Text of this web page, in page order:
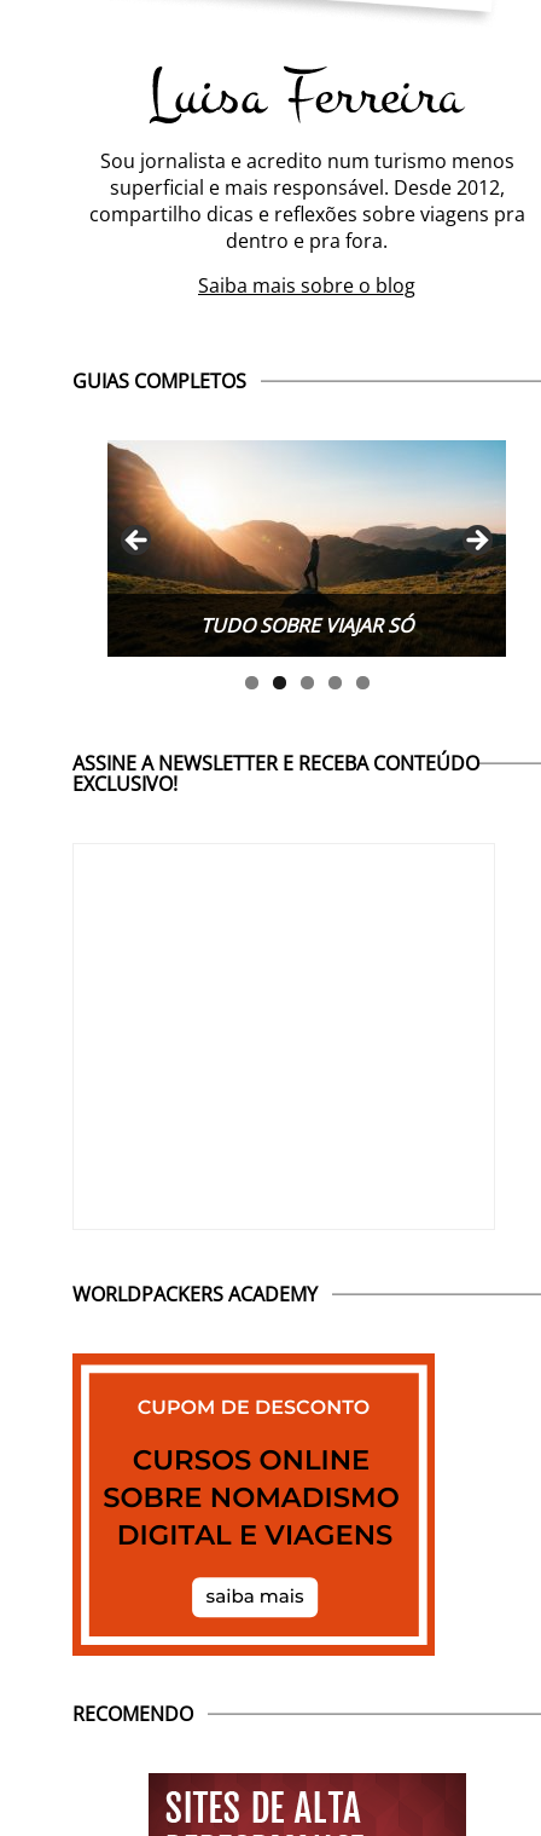
Sou jornalista e acredito num turismo menos
superficial e mais responsável. Desde 2012,
compartilho dicas e reflexões sobre viagens pra
dentro e pra fora.
Saiba mais sobre o blog
GUIAS COMPLETOS
TUDO SOBRE VIAJAR SÓ
TUDO SOBRE WORK EXCHANGE
ASSINE A NEWSLETTER E RECEBA CONTEÚDO
EXCLUSIVO!
WORLDPACKERS ACADEMY
RECOMENDO